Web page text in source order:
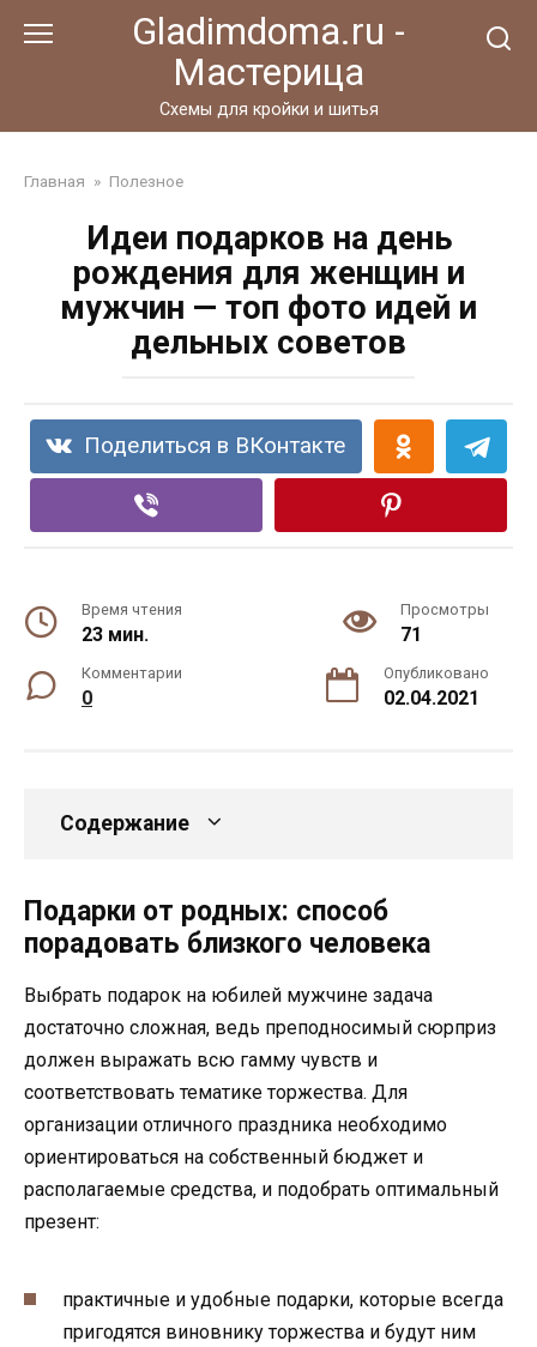
Gladimdoma.ru -
Мастерица
Схемы для кройки и шитья
Главная » Полезное
Идеи подарков на день
рождения для женщин и
мужчин — топ фото идей и
дельных советов
Поделиться в ВКонтакте
Время чтения
23 мин.
Просмотры
71
Комментарии
0
Опубликовано
02.04.2021
Содержание
Подарки от родных: способ
порадовать близкого человека
Выбрать подарок на юбилей мужчине задача
достаточно сложная, ведь преподносимый сюрприз
должен выражать всю гамму чувств и
соответствовать тематике торжества. Для
организации отличного праздника необходимо
ориентироваться на собственный бюджет и
располагаемые средства, и подобрать оптимальный
презент:
практичные и удобные подарки, которые всегда
пригодятся виновнику торжества и будут ним